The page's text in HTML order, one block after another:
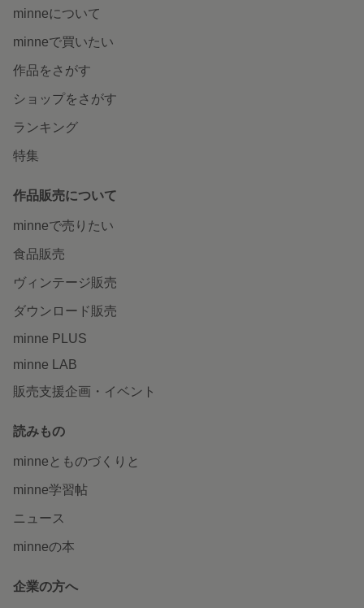
minneについて
minneで買いたい
作品をさがす
ショップをさがす
ランキング
特集
作品販売について
minneで売りたい
食品販売
ヴィンテージ販売
ダウンロード販売
minne PLUS
minne LAB
販売支援企画・イベント
読みもの
minneとものづくりと
minne学習帖
ニュース
minneの本
企業の方へ